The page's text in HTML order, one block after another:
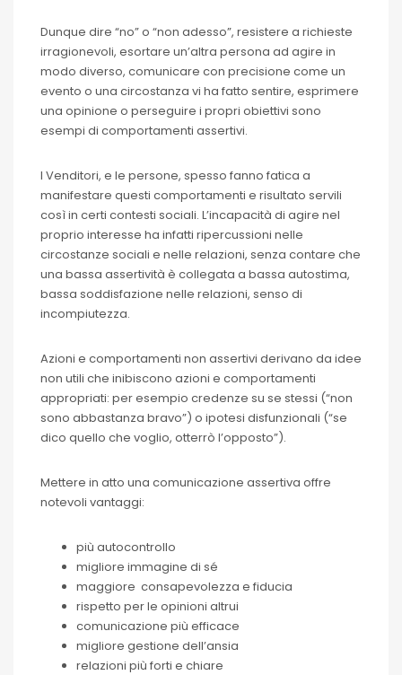
Dunque dire “no” o “non adesso”, resistere a richieste
irragionevoli, esortare un’altra persona ad agire in
modo diverso, comunicare con precisione come un
evento o una circostanza vi ha fatto sentire, esprimere
una opinione o perseguire i propri obiettivi sono
esempi di comportamenti assertivi.
I Venditori, e le persone, spesso fanno fatica a
manifestare questi comportamenti e risultato servili
così in certi contesti sociali. L’incapacità di agire nel
proprio interesse ha infatti ripercussioni nelle
circostanze sociali e nelle relazioni, senza contare che
una bassa assertività è collegata a bassa autostima,
bassa soddisfazione nelle relazioni, senso di
incompiutezza.
Azioni e comportamenti non assertivi derivano da idee
non utili che inibiscono azioni e comportamenti
appropriati: per esempio credenze su se stessi (“non
sono abbastanza bravo”) o ipotesi disfunzionali (“se
dico quello che voglio, otterrò l’opposto”).
Mettere in atto una comunicazione assertiva offre
notevoli vantaggi:
più autocontrollo
migliore immagine di sé
maggiore consapevolezza e fiducia
rispetto per le opinioni altrui
comunicazione più efficace
migliore gestione dell’ansia
relazioni più forti e chiare